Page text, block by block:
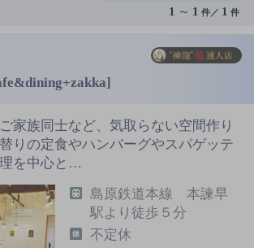
1 ～ 1 件／ 1 件
家族同士など、気取らない空間作り
りの定食やハンバーグやスパゲッテ
を中心と…
島原鉄道本線 本諫早
駅より徒歩５分
不定休